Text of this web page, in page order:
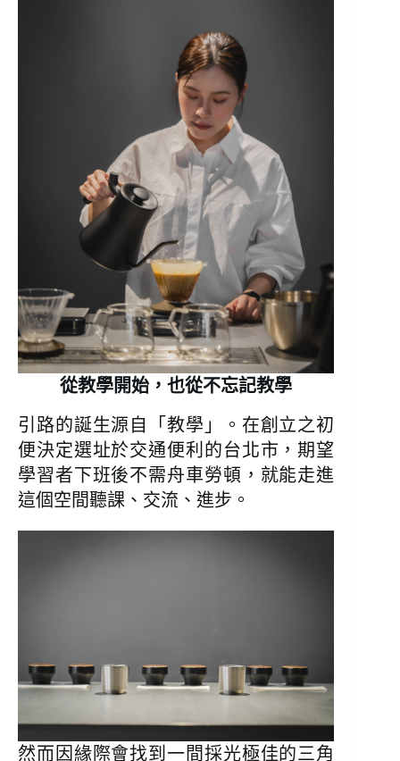
從教學開始，也從不忘記教學
引路的誕生源自「教學」。在創立之初
便決定選址於交通便利的台北市，期望
學習者下班後不需舟車勞頓，就能走進
這個空間聽課、交流、進步。
然而因緣際會找到一間採光極佳的三角